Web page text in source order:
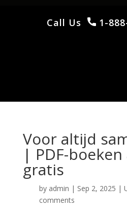
Call Us 1-
Voor altijd
| PDF-
gratis
by admin | Sep 2, 2025 |
comments